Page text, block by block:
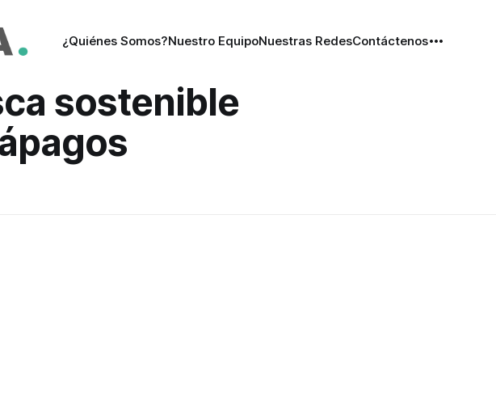
¿Quiénes Somos?Nuestro EquipoNuestras RedesContáctenos
sostenible